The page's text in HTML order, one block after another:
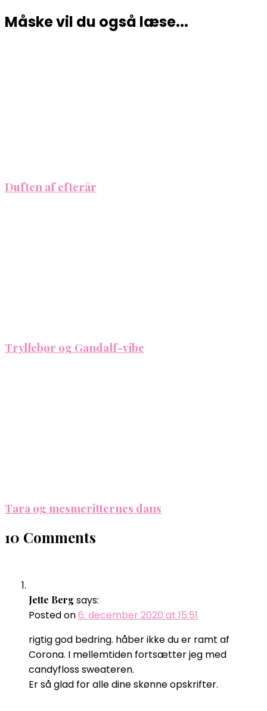
Måske vil du også læse...
Duften af efterår
Tryllebør og Gandalf-vibe
Tara og mesmeritternes dans
10 Comments
Jette Bergsays:
Posted on6. december 2020 at 15:51
rigtig god bedring. håber ikke du er ramt af
Corona. I mellemtiden fortsætter jeg med
candyfloss sweateren.
Er så glad for alle dine skønne opskrifter.